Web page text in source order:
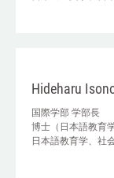
Hideharu
国際学部 学部長
博士（日本語教育
日本語教育学、社